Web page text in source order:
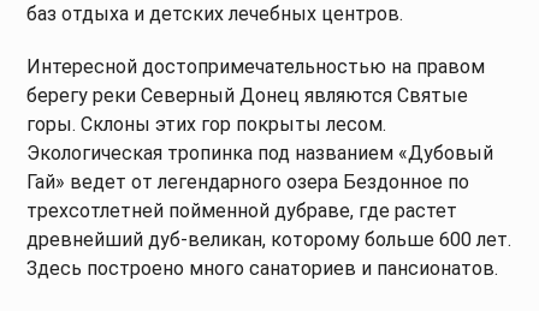
баз отдыха и детских лечебных центров.
Интересной достопримечательностью на правом
берегу реки Северный Донец являются Святые
горы. Склоны этих гор покрыты лесом.
Экологическая тропинка под названием «Дубовый
Гай» ведет от легендарного озера Бездонное по
трехсотлетней пойменной дубраве, где растет
древнейший дуб-великан, которому больше 600 лет.
Здесь построено много санаториев и пансионатов.